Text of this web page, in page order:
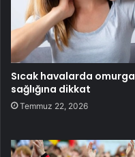
Sıcak havalarda omurga
sağlığına dikkat
Temmuz 22, 2026